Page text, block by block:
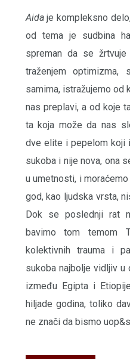
Aidaje kompleksno
od tema je sudbina
spreman da se
traženjem
samima, istražujemo od
nas preplavi, a od koje
ta koja može da nas
dve elite i pepelom koji
sukoba i nije nova, ona
u umetnosti, i
god, kao ljudska vrsta,
Dok se poslednji rat
bavimo tom temom
kolektivnih trauma i
sukoba najbolje vidljiv u
između Egipta i
hiljade godina, toliko
ne znači da bismo